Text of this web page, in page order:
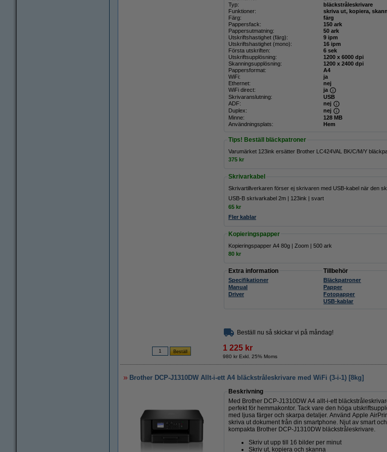
Typ:
bläckstråleskrivare
Funktioner:
skriva ut, kopiera,
Färg:
färg
Pappersfack:
150 ark
Pappersutmatning:
50 ark
Utskriftshastighet (färg):
9 ipm
Utskriftshastighet (mono):
16 ipm
Första utskriften:
6 sek
Utskriftsupplösning:
1200 x 6000 dpi
Skanningsupplösning:
1200 x 2400 dpi
Pappersformat:
A4
WiFi:
ja
Ethernet:
nej
WiFi direct:
ja
Skrivaranslutning:
USB
ADF:
nej
Duplex:
nej
Minne:
128 MB
Användningsplats:
Hem
Tips! Beställ bläckpatroner
Varumärket 123ink ersätter Brother LC424VAL BK/C/M/Y
375 kr
Skrivarkabel
Skrivartillverkaren förser ej skrivaren med USB-kabel när den
USB-B skrivarkabel 2m | 123ink | svart
65 kr
Fler kablar
Kopieringspapper
Kopieringspapper A4 80g | Zoom | 500 ark
80 kr
Extra information
Specifikationer
Manual
Driver
Tillbehör
Bläckpatroner
Papper
Fotopapper
USB-kablar
Beställ nu så skickar vi på måndag!
1 225 kr
980 kr Exkl. 25% Moms
Brother DCP-J1310DW Allt-i-ett A4 bläckstråleskrivare med WiFi (3-i-1) [8kg]
Beskrivning
Med Brother DCP-J1310DW A4 allt-i-ett
perfekt för hemmakontor. Tack vare den höga
med ljusa färger och skarpa detaljer. Använd Apple
skriva ut dokument från din smartphone. Njut av smart
kompakta Brother DCP-J1310DW bläckstråleskrivare.
Skriv ut upp till 16 bilder per minut
Skriv ut, kopiera och skanna